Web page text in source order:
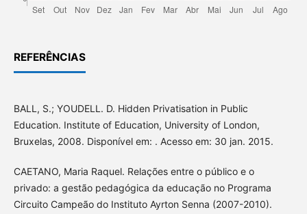
REFERÊNCIAS
BALL, S.; YOUDELL. D. Hidden Privatisation in Public
Education. Institute of Education, University of London,
Bruxelas, 2008. Disponível em: . Acesso em: 30 jan. 2015.
CAETANO, Maria Raquel. Relações entre o público e o
privado: a gestão pedagógica da educação no Programa
Circuito Campeão do Instituto Ayrton Senna (2007-2010).